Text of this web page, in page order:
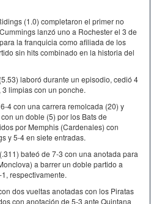
(1.0) completaron el primer no
lanzó uno a Rochester el 3 de
la franquicia como afiliada de los
sin hits combinado en la historia del
laboró durante un episodio, cedió 4
limpias con un ponche.
4 con una carrera remolcada (20) y
un doble (5) por los Bats de
por Memphis (Cardenales) con
y 5-4 en siete entradas.
bateó de 7-3 con una anotada para
a barrer un doble partido a
respectivamente.
dos vueltas anotadas con los Piratas
con anotación de 5-3 ante Quintana